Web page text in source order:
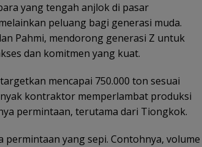
yang tengah anjlok di pasar
peluang bagi generasi muda.
Pahmi, mendorong generasi Z untuk
dan komitmen yang kuat.
mencapai 750.000 ton sesuai
kontraktor memperlambat produksi
permintaan, terutama dari Tiongkok.
yang sepi. Contohnya, volume